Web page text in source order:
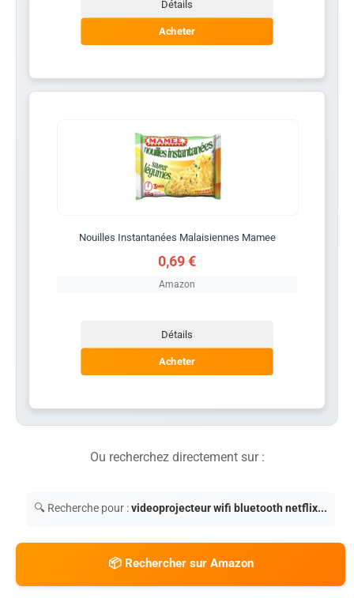
Détails
Acheter
Nouilles Instantanées Malaisiennes Mamee
0,69 €
Amazon
Détails
Acheter
Ou recherchez directement sur :
🔍 Recherche pour :videoprojecteur wifi bluetooth netflix...
📦 Rechercher sur Amazon